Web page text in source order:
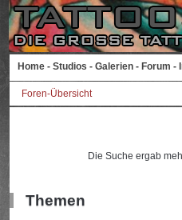
Home - Studios - Galerien - Forum -
Foren-Übersicht
Die Suche ergab
Themen